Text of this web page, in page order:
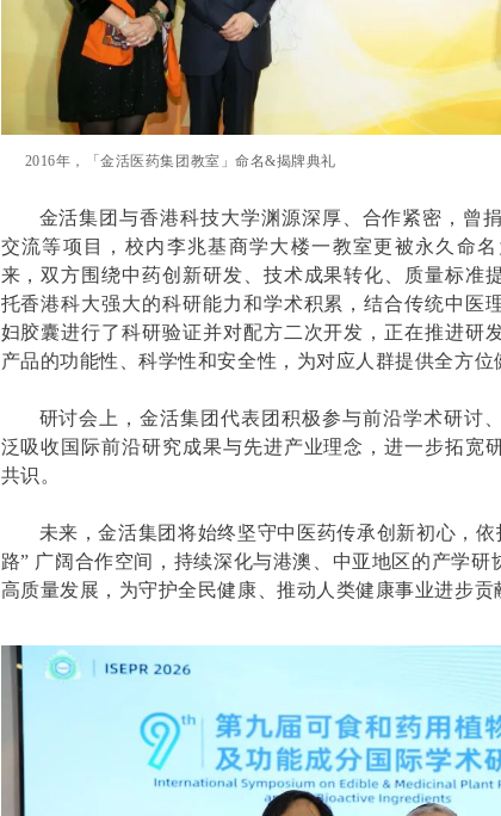
2016年，「金活医药集团教室」命名&揭牌典礼
金活集团与香港科技大学渊源深厚、合作紧密，曾
交流等项目，校内李兆基商学大楼一教室更被永久命
来，双方围绕中药创新研发、技术成果转化、质量标准
托香港科大强大的科研能力和学术积累，结合传统中医
妇胶囊进行了科研验证并对配方二次开发，正在推进研
产品的功能性、科学性和安全性，为对应人群提供全方位
研讨会上，金活集团代表团积极参与前沿学术研讨
泛吸收国际前沿研究成果与先进产业理念，进一步拓宽
共识。
未来，金活集团将始终坚守中医药传承创新初心，
路” 广阔合作空间，持续深化与港澳、中亚地区的产学
高质量发展，为守护全民健康、推动人类健康事业进步贡